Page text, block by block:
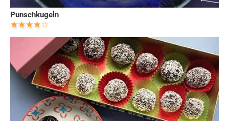
Punschkugeln